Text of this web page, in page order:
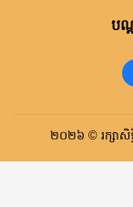
បណ្
២០២៦ © រក្សាសិទ្